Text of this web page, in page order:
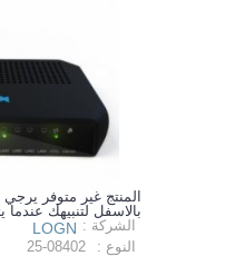
المنتج غير متوفر
بالاسفل لتنبيهك عندما
الشركة : LOGN
النوع :
25-08402